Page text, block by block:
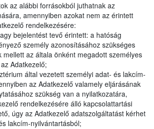
az alábbi forrásokból juthatnak az
amennyiben azokat nem az érintett
rendelkezésére:
bejelentést tevő érintett: a hatóság
személy azonosításához szükséges
mellett az általa önként megadott személyes
Adatkezelő;
által vezetett személyi adat- és lakcím-
az Adatkezelő valamely eljárásának
szükség van a nyilatkozatára,
rendelkezésére álló kapcsolattartási
úgy az Adatkezelő adatszolgáltatást kérhet
lakcím-nyilvántartásból;